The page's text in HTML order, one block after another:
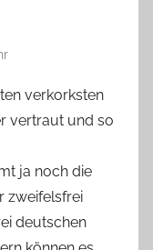
verkorksten
vertraut und so
ja noch die
zweifelsfrei
deutschen